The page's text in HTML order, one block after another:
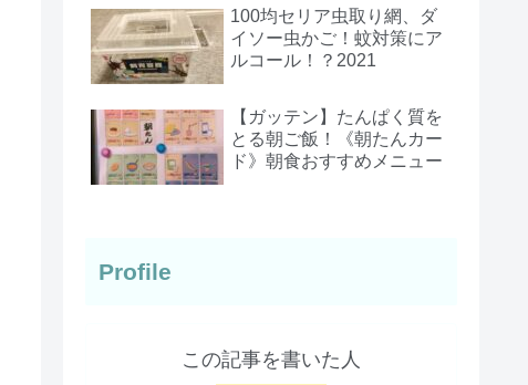
100均セリア虫取り網、ダ
イソー虫かご！蚊対策にア
ルコール！？2021
【ガッテン】たんぱく質を
とる朝ご飯！《朝たんカー
ド》朝食おすすめメニュー
Profile
この記事を書いた人